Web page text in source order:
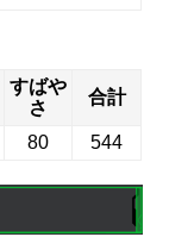
すばや
さ
合計
80 544